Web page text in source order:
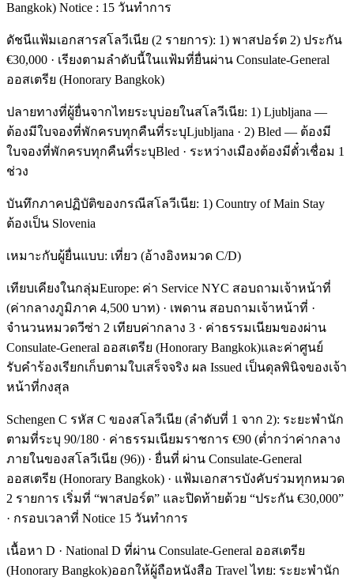
Bangkok) Notice : 15 วันทำการ
ดัชนีแฟ้มเอกสารสโลวีเนีย (2 รายการ): 1) พาสปอร์ต 2) ประกัน
€30,000 · เรียงตามลำดับนี้ในแฟ้มที่ยื่นผ่าน Consulate-General
ออสเตรีย (Honorary Bangkok)
ปลายทางที่ผู้ยื่นจากไทยระบุบ่อยในสโลวีเนีย: 1) Ljubljana —
ต้องมีใบจองที่พักครบทุกคืนที่ระบุLjubljana · 2) Bled — ต้องมี
ใบจองที่พักครบทุกคืนที่ระบุBled · ระหว่างเมืองต้องมีตั๋วเชื่อม 1
ช่วง
บันทึกภาคปฏิบัติของกรณีสโลวีเนีย: 1) Country of Main Stay
ต้องเป็น Slovenia
เหมาะกับผู้ยื่นแบบ: เที่ยว (อ้างอิงหมวด C/D)
เทียบเคียงในกลุ่มEurope: ค่า Service NYC สอบถามเจ้าหน้าที่
(ค่ากลางภูมิภาค 4,500 บาท) · เพดาน สอบถามเจ้าหน้าที่ ·
จำนวนหมวดวีซ่า 2 เทียบค่ากลาง 3 · ค่าธรรมเนียมของผ่าน
Consulate-General ออสเตรีย (Honorary Bangkok)และค่าศูนย์
รับคำร้องเรียกเก็บตามใบเสร็จจริง ผล Issued เป็นดุลพินิจของเจ้า
หน้าที่กงสุล
Schengen C รหัส C ของสโลวีเนีย (ลำดับที่ 1 จาก 2): ระยะพำนัก
ตามที่ระบุ 90/180 · ค่าธรรมเนียมราชการ €90 (ต่ำกว่าค่ากลาง
ภายในของสโลวีเนีย (96)) · ยื่นที่ ผ่าน Consulate-General
ออสเตรีย (Honorary Bangkok) · แฟ้มเอกสารบังคับร่วมทุกหมวด
2 รายการ เริ่มที่ “พาสปอร์ต” และปิดท้ายด้วย “ประกัน €30,000”
· กรอบเวลาที่ Notice 15 วันทำการ
เนื้อหา D · National D ที่ผ่าน Consulate-General ออสเตรีย
(Honorary Bangkok)ออกให้ผู้ถือหนังสือ Travel ไทย: ระยะพำนัก